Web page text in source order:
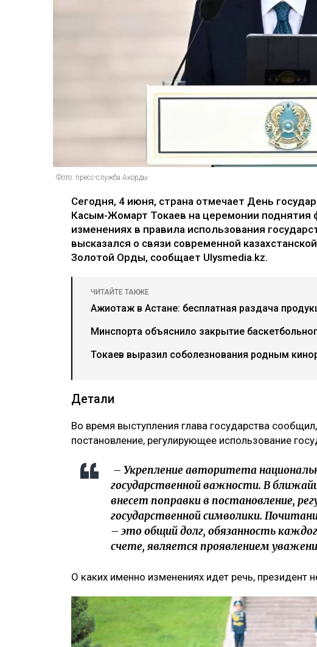
Фото: пресс-служба Акорды
Сегодня, 4 июня, страна отмечает День
Касым-Жомарт Токаев на церемонии поднятия
изменениях в правила использования
высказался о связи современной
Золотой Орды, сообщает Ulysmedia.kz.
ЧИТАЙТЕ ТАКЖЕ
Ажиотаж в Астане: бесплатная раздача
Минспорта объяснило закрытие
Токаев выразил соболезнования родным
Детали
Во время выступления глава государства
постановление, регулирующее использование
– Укрепление авторитета
государственной важности. В
внесет поправки в постановление,
государственной символики.
– это общий долг, обязанность
счете, является проявлением
О каких именно изменениях идет речь, президент